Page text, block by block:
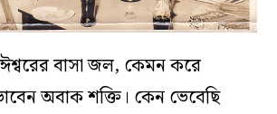
বাসা জল, কেমন করে
অবাক শক্তি। কেন ভেবেছি